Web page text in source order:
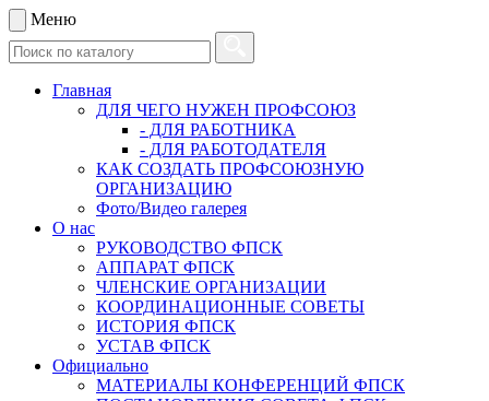
Меню
Главная
ДЛЯ ЧЕГО НУЖЕН ПРОФСОЮЗ
- ДЛЯ РАБОТНИКА
- ДЛЯ РАБОТОДАТЕЛЯ
КАК СОЗДАТЬ ПРОФСОЮЗНУЮ
ОРГАНИЗАЦИЮ
Фото/Видео галерея
О нас
РУКОВОДСТВО ФПСК
АППАРАТ ФПСК
ЧЛЕНСКИЕ ОРГАНИЗАЦИИ
КООРДИНАЦИОННЫЕ СОВЕТЫ
ИСТОРИЯ ФПСК
УСТАВ ФПСК
Официально
МАТЕРИАЛЫ КОНФЕРЕНЦИЙ ФПСК